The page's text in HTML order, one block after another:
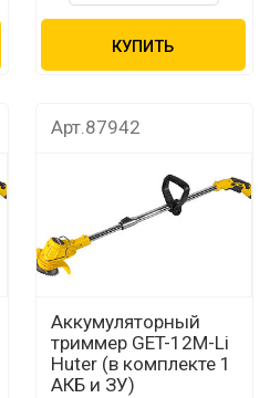
КУПИТЬ
Арт.87942
Аккумуляторный
триммер GET-12M-Li
Huter (в комплекте 1
АКБ и ЗУ)